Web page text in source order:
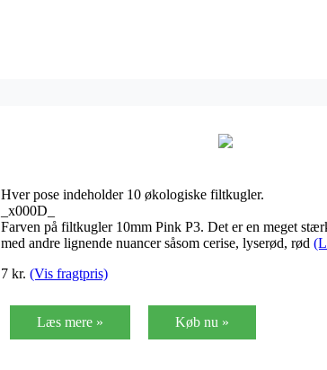
Hver pose indeholder 10 økologiske filtkugler.
_x000D_
Farven på filtkugler 10mm Pink P3. Det er en meget
med andre lignende nuancer såsom cerise, lyserød, rød
7 kr. (Vis fragtpris)
Læs mere » Køb nu »